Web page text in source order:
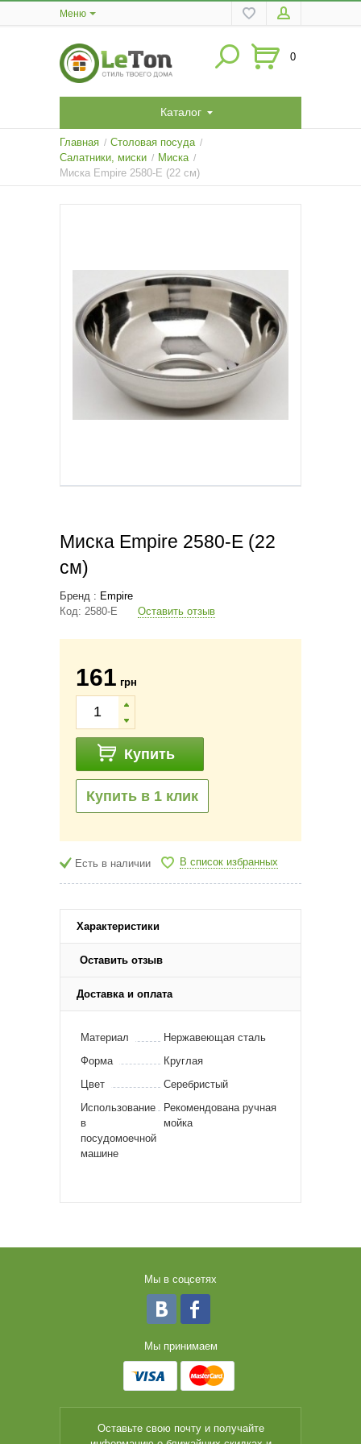
Меню
0
Каталог
Главная / Столовая посуда /
Салатники, миски / Миска /
Миска Empire 2580-E (22 см)
Миска Empire 2580-E (22
см)
Бренд : Empire
Код: 2580-E Оставить отзыв
161 грн
Купить
Купить в 1 клик
Есть в наличии В список избранных
Характеристики
Оставить отзыв
Доставка и оплата
Материал
Нержавеющая сталь
Форма
Круглая
Цвет
Серебристый
Использование
в
посудомоечной
машине
Рекомендована ручная
мойка
Мы в соцсетях
Мы принимаем
Оставьте свою почту и получайте